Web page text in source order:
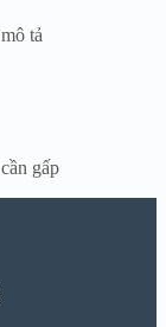
tả
gấp